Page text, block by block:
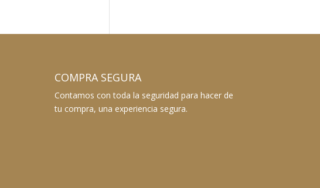
COMPRA SEGURA
Contamos con toda la seguridad para hacer de
tu compra, una experiencia segura.